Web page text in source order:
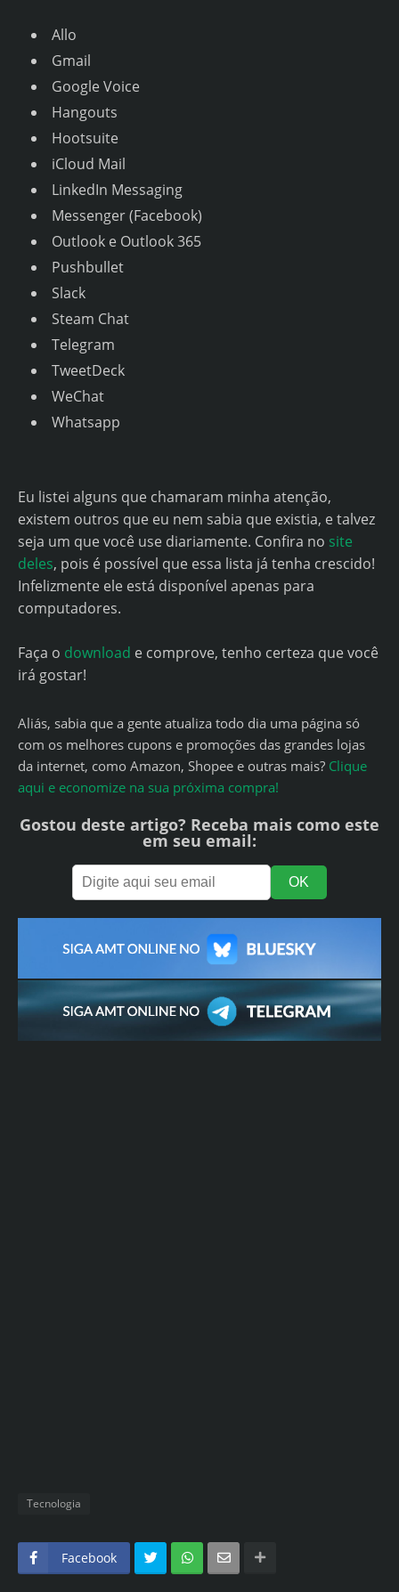
Allo
Gmail
Google Voice
Hangouts
Hootsuite
iCloud Mail
LinkedIn Messaging
Messenger (Facebook)
Outlook e Outlook 365
Pushbullet
Slack
Steam Chat
Telegram
TweetDeck
WeChat
Whatsapp
Eu listei alguns que chamaram minha atenção,
existem outros que eu nem sabia que existia, e talvez
seja um que você use diariamente. Confira no site
deles, pois é possível que essa lista já tenha crescido!
Infelizmente ele está disponível apenas para
computadores.
Faça o download e comprove, tenho certeza que você
irá gostar!
Aliás, sabia que a gente atualiza todo dia uma página só
com os melhores cupons e promoções das grandes lojas
da internet, como Amazon, Shopee e outras mais? Clique
aqui e economize na sua próxima compra!
Gostou deste artigo? Receba mais como este
em seu email:
Tecnologia
Facebook